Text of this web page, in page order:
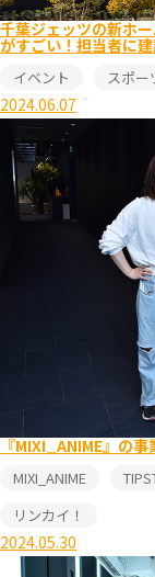
千葉ジェッツの新ホ
がすごい！担当者に
イベント スポー
2024.06.07
『MIXI_ANIME』の
MIXI_ANIME
リンカイ！
2024.05.30